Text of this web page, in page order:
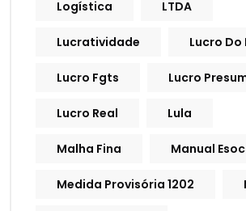
Logística LTDA
Lucratividade Lucro Do
Lucro Fgts Lucro
Lucro Real Lula
Malha Fina Manual
Medida Provisória 1202